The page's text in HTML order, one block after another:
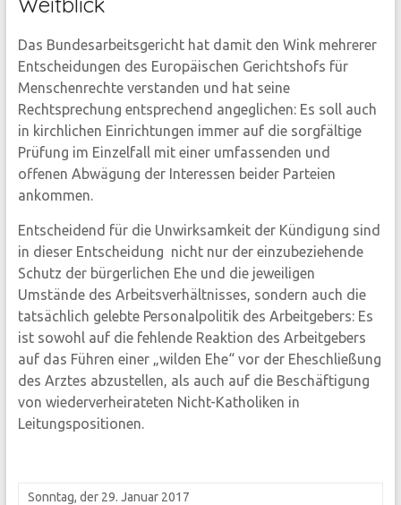
Das Bundesarbeitsgericht hat damit den Wink mehrerer
Entscheidungen des Europäischen Gerichtshofs für
Menschenrechte verstanden und hat seine
Rechtsprechung entsprechend angeglichen: Es soll auch
in kirchlichen Einrichtungen immer auf die sorgfältige
Prüfung im Einzelfall mit einer umfassenden und
offenen Abwägung der Interessen beider Parteien
ankommen.
Entscheidend für die Unwirksamkeit der Kündigung sind
in dieser Entscheidung nicht nur der einzubeziehende
Schutz der bürgerlichen Ehe und die jeweiligen
Umstände des Arbeitsverhältnisses, sondern auch die
tatsächlich gelebte Personalpolitik des Arbeitgebers: Es
ist sowohl auf die fehlende Reaktion des Arbeitgebers
auf das Führen einer „wilden Ehe“ vor der Eheschließung
des Arztes abzustellen, als auch auf die Beschäftigung
von wiederverheirateten Nicht-Katholiken in
Leitungspositionen.
Sonntag, der 29. Januar 2017